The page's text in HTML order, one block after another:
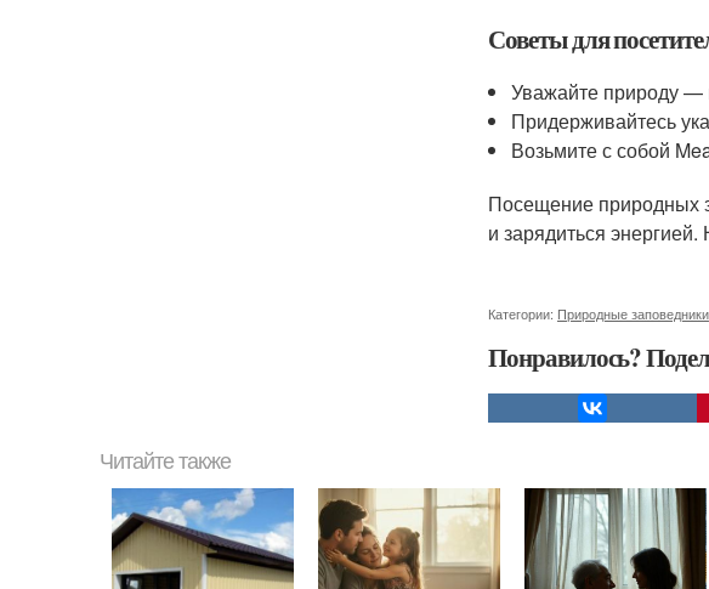
Советы для
Уважайте природу —
Придерживайтесь
Возьмите с собой
Посещение природных
и зарядиться
Категории: Природные заповедники
Понравилось?
Читайте также